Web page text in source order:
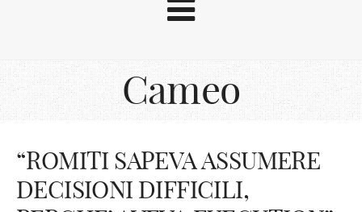
Cameo
“ROMITI SAPEVA ASSUMERE
DECISIONI DIFFICILI,